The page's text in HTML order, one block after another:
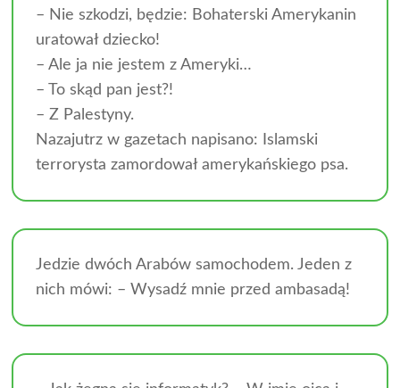
– Nie szkodzi, będzie: Bohaterski Amerykanin
uratował dziecko!
– Ale ja nie jestem z Ameryki…
– To skąd pan jest?!
– Z Palestyny.
Nazajutrz w gazetach napisano: Islamski
terrorysta zamordował amerykańskiego psa.
Jedzie dwóch Arabów samochodem. Jeden z
nich mówi: – Wysadź mnie przed ambasadą!